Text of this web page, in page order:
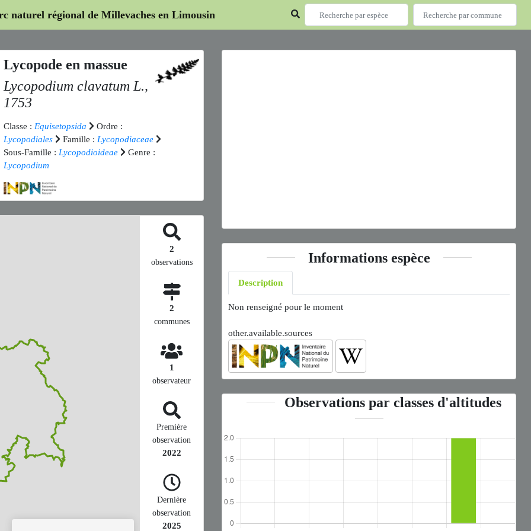
naturel régional de Millevaches en Limousin
Lycopode en massue
Lycopodium clavatum L.,
1753
Classe : Equisetopsida
Ordre :
Lycopodiales
Famille : Lycopodiaceae
Sous-Famille : Lycopodioideae
Genre :
Lycopodium
2
observations
2
communes
1
observateur
Première
observation
2022
Dernière
observation
2025
Informations espèce
Description
Non renseigné pour le moment
other.available.sources
Observations par classes d'altitudes